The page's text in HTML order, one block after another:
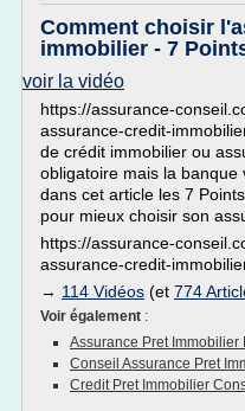
Comment choisir
immobilier - 7
voir la vidéo
https://assurance-
assurance-credit-
de crédit immobilier ou
obligatoire mais la banque
dans cet article les 7
pour mieux choisir son
https://assurance-
assurance-credit-
→ 114 Vidéos (et 774
Voir également :
Assurance Pret Immobilier
Conseil Assurance Pret
Credit Pret Immobilier